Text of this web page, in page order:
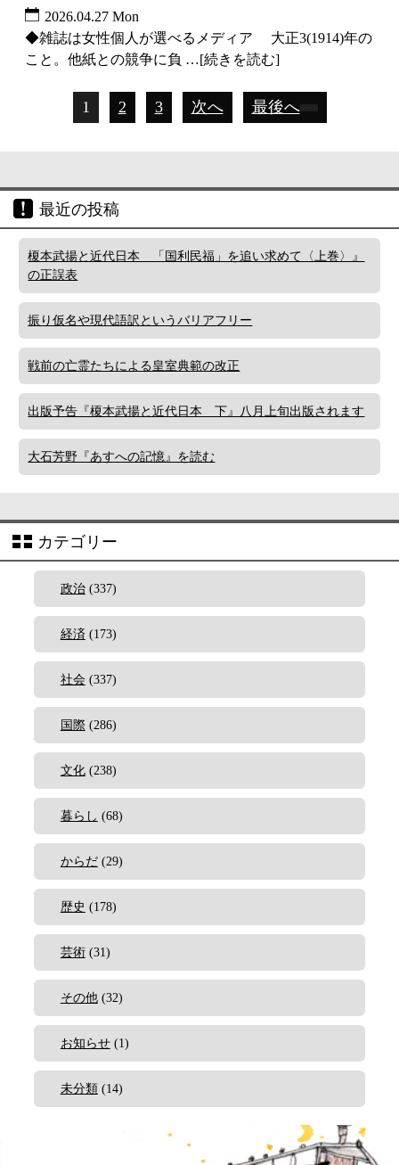
2026.04.27 Mon
◆雑誌は女性個人が選べるメディア 大正3(1914)年の
こと。他紙との競争に負 …[続きを読む]
1 2 3 次へ 最後へ
最近の投稿
榎本武揚と近代日本 「国利民福」を追い求めて〈上巻〉』
の正誤表
振り仮名や現代語訳というバリアフリー
戦前の亡霊たちによる皇室典範の改正
出版予告『榎本武揚と近代日本 下』八月上旬出版されます
大石芳野『あすへの記憶』を読む
カテゴリー
政治(337)
経済(173)
社会(337)
国際 (286)
文化(238)
暮らし (68)
からだ(29)
歴史 (178)
芸術(31)
その他(32)
お知らせ(1)
未分類(14)